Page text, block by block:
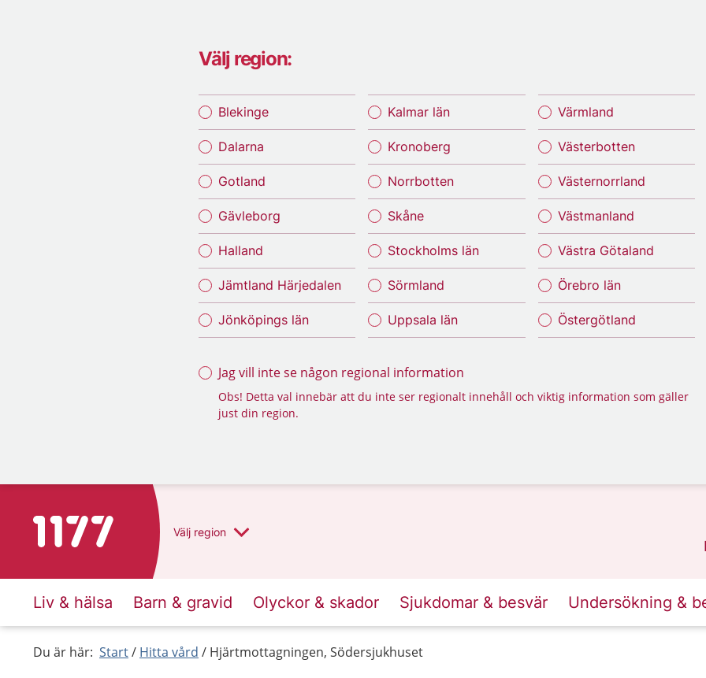
Välj region:
Blekinge
Dalarna
Gotland
Gävleborg
Halland
Jämtland Härjedalen
Jönköpings län
Kalmar län
Kronoberg
Norrbotten
Skåne
Stockholms län
Sörmland
Uppsala län
Värmland
Västerbotten
Västernorrland
Västmanland
Västra Götaland
Örebro län
Östergötland
Jag vill inte se någon regional information
Obs! Detta val innebär att du inte ser regionalt innehåll och viktig information som gäller
just din region.
Till startsidan för 1177 Välj region
Liv & hälsa Barn & gravid Olyckor & skador Sjukdomar & besvär Undersökning &
Du är här: Start Hitta vård Hjärtmottagningen, Södersjukhuset